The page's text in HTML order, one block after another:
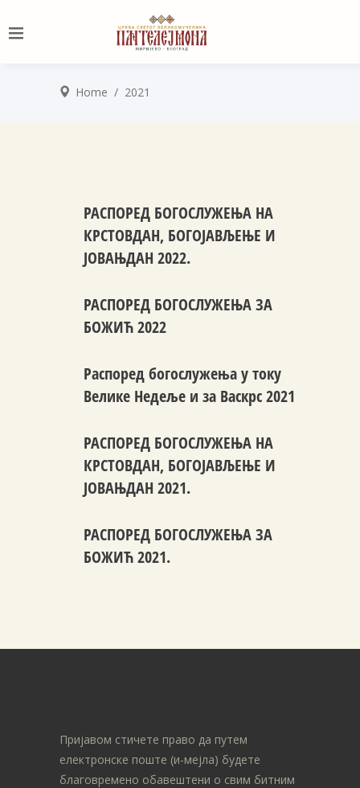
Home / 2021
РАСПОРЕД БОГОСЛУЖЕЊА НА
КРСТОВДАН, БОГОЈАВЉЕЊЕ И
ЈОВАЊДАН 2022.
РАСПОРЕД БОГОСЛУЖЕЊА ЗА
БОЖИЋ 2022
Распоред богослужења у току
Велике Недеље и за Васкрс 2021
РАСПОРЕД БОГОСЛУЖЕЊА НА
КРСТОВДАН, БОГОЈАВЉЕЊЕ И
ЈОВАЊДАН 2021.
РАСПОРЕД БОГОСЛУЖЕЊА ЗА
БОЖИЋ 2021.
Пријавом стичете право да путем
електронске поште (и-мејла) будете
благовремено обавештени о свим битним